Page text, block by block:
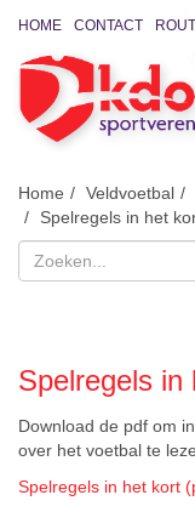
HOME CONTACT
Home Veldvoetbal
Spelregels in het
Spelregels in
Download de pdf om
over het voetbal te
Spelregels in het kort